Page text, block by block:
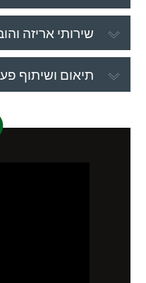
שירותי אריזה
תיאום ושיתוף